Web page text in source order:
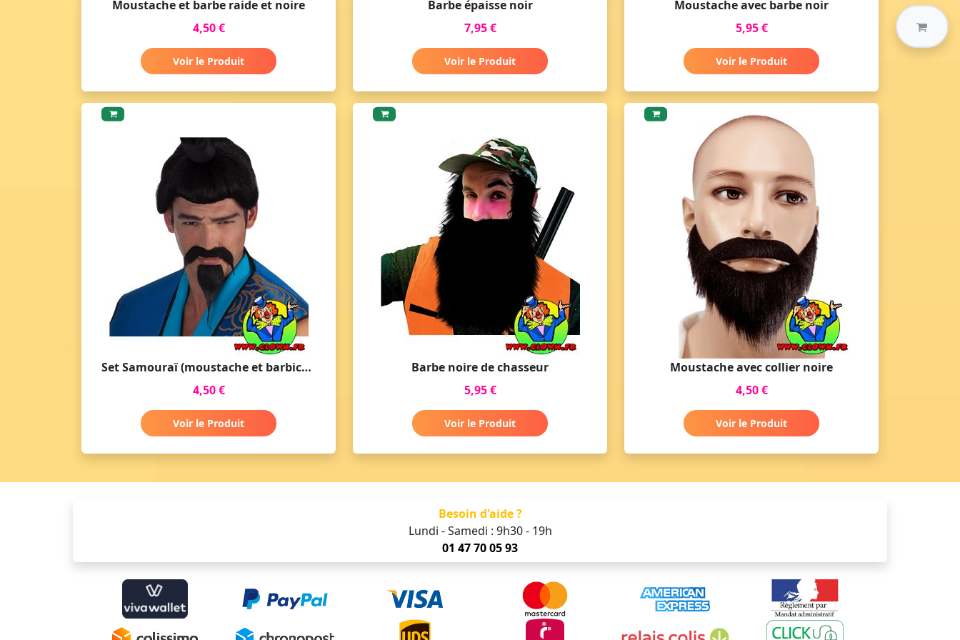
Moustache et barbe raide et noire
4,50 €
Voir le Produit
Barbe épaisse noir
7,95 €
Voir le Produit
Moustache avec barbe noir
5,95 €
Voir le Produit
Set Samouraï (moustache et barbiche)
4,50 €
Voir le Produit
Barbe noire de chasseur
5,95 €
Voir le Produit
Moustache avec collier noire
4,50 €
Voir le Produit
Besoin d'aide ?
Lundi - Samedi : 9h30 - 19h
01 47 70 05 93